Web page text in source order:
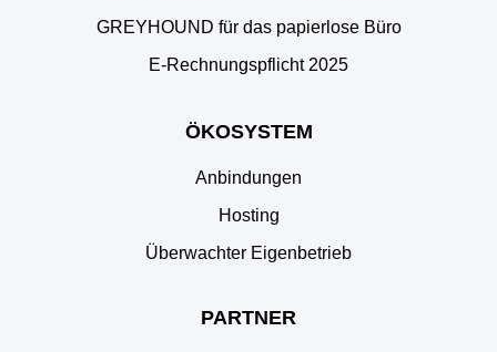
GREYHOUND für das papierlose Büro
E‑Rechnungspflicht 2025
ÖKOSYSTEM
Anbindungen
Hosting
Überwachter Eigenbetrieb
PARTNER